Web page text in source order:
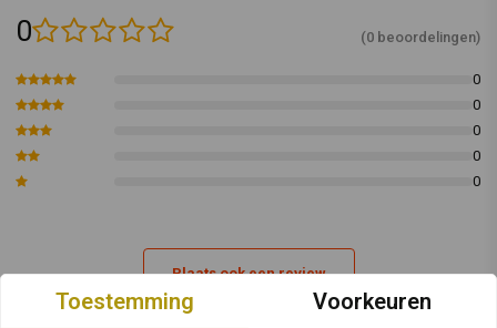
met een LED-lamp completeren het functionele assortiment van de
GRANITTM Detecto XPlus 8008 2.0.
16 mm dikke borgpen
batterij- en activeringsstatus aan
0 (0 beoordelingen)
0
0
0
0
0
Plaats ook een review
Toestemming Voorkeuren